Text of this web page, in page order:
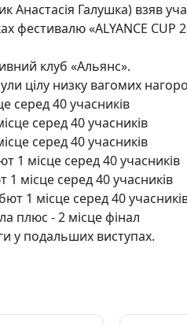
Анастасія Галушка) взяв
фестивалю «ALYANCE CUP
клуб «Альянс».
цілу низку вагомих
серед 40 учасників
серед 40 учасників
серед 40 учасників
1 місце серед 40 учасників
місце серед 40 учасників
1 місце серед 40
плюс - 2 місце фінал
у подальших виступах.